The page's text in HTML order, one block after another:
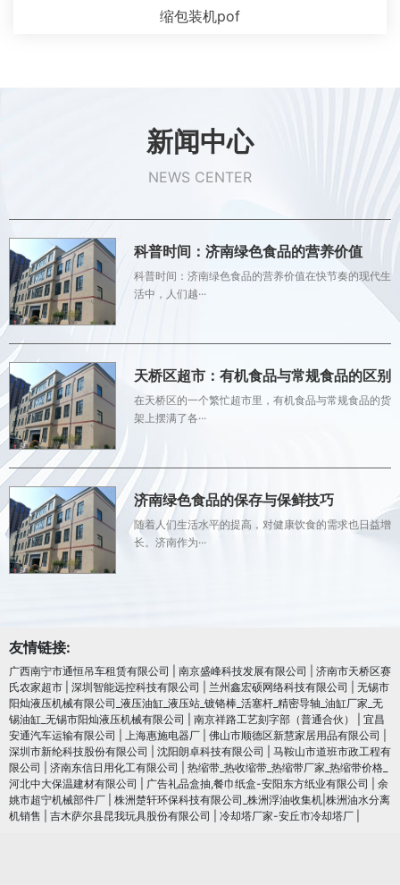
缩包装机pof
新闻中心
NEWS CENTER
科普时间：济南绿色食品的营养价值
科普时间：济南绿色食品的营养价值在快节奏的现代生
活中，人们越···
天桥区超市：有机食品与常规食品的区别
在天桥区的一个繁忙超市里，有机食品与常规食品的货
架上摆满了各···
济南绿色食品的保存与保鲜技巧
随着人们生活水平的提高，对健康饮食的需求也日益增
长。济南作为···
友情链接:
广西南宁市通恒吊车租赁有限公司 南京盛峰科技发展有限公司
济南市天桥区赛
氏农家超市
深圳智能远控科技有限公司 兰州鑫宏硕网络科技有限公司
无锡市
阳灿液压机械有限公司_液压油缸_液压站_镀铬棒_活塞杆_精密导轴_油缸厂家_无
锡油缸_无锡市阳灿液压机械有限公司
南京祥路工艺刻字部（普通合伙）
宜昌
安通汽车运输有限公司
上海惠施电器厂 佛山市顺德区新慧家居用品有限公司
深圳市新纶科技股份有限公司
沈阳朗卓科技有限公司
马鞍山市道班市政工程有
限公司
济南东信日用化工有限公司
热缩带_热收缩带_热缩带厂家_热缩带价格_
河北中大保温建材有限公司
广告礼品盒抽,餐巾纸盒-安阳东方纸业有限公司
余
姚市超宁机械部件厂
株洲楚轩环保科技有限公司_株洲浮油收集机|株洲油水分离
机销售
吉木萨尔县昆我玩具股份有限公司 冷却塔厂家-安丘市冷却塔厂